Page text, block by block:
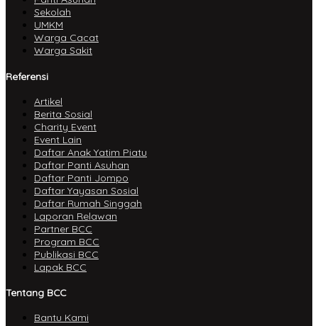
Sekolah
UMKM
Warga Cacat
Warga Sakit
Referensi
Artikel
Berita Sosial
Charity Event
Event Lain
Daftar Anak Yatim Piatu
Daftar Panti Asuhan
Daftar Panti Jompo
Daftar Yayasan Sosial
Daftar Rumah Singgah
Laporan Relawan
Partner BCC
Program BCC
Publikasi BCC
Lapak BCC
Tentang BCC
Bantu Kami